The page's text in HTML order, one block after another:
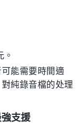
。
能需要時間適
純錄音檔的处理
支援